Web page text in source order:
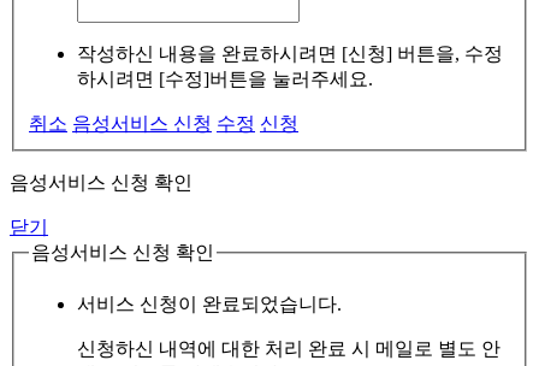
작성하신 내용을 완료하시려면 [신청] 버튼을, 수정
하시려면 [수정]버튼을 눌러주세요.
취소 음성서비스 신청 수정 신청
음성서비스 신청 확인
닫기
음성서비스 신청 확인
서비스 신청이 완료되었습니다.
신청하신 내역에 대한 처리 완료 시 메일로 별도 안